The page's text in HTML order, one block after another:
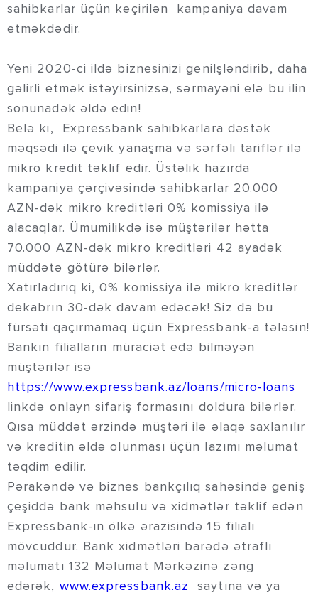
sahibkarlar üçün keçirilən kampaniya davam
etməkdədir.
Yeni 2020-ci ildə biznesinizi genilşləndirib, daha
gəlirli etmək istəyirsinizsə, sərmayəni elə bu ilin
sonunadək əldə edin!
Belə ki, Expressbank sahibkarlara dəstək
məqsədi ilə çevik yanaşma və sərfəli tariflər ilə
mikro kredit təklif edir. Üstəlik hazırda
kampaniya çərçivəsində sahibkarlar 20.000
AZN-dək mikro kreditləri 0% komissiya ilə
alacaqlar. Ümumilikdə isə müştərilər hətta
70.000 AZN-dək mikro kreditləri 42 ayadək
müddətə götürə bilərlər.
Xatırladırıq ki, 0% komissiya ilə mikro kreditlər
dekabrın 30-dək davam edəcək! Siz də bu
fürsəti qaçırmamaq üçün Expressbank-a tələsin!
Bankın filialların müraciət edə bilməyən
müştərilər isə
https://www.expressbank.az/loans/micro-loans
linkdə onlayn sifariş formasını doldura bilərlər.
Qısa müddət ərzində müştəri ilə əlaqə saxlanılır
və kreditin əldə olunması üçün lazımı məlumat
təqdim edilir.
Pərakəndə və biznes bankçılıq sahəsində geniş
çeşiddə bank məhsulu və xidmətlər təklif edən
Expressbank-ın ölkə ərazisində 15 filialı
mövcuddur. Bank xidmətləri barədə ətraflı
məlumatı 132 Məlumat Mərkəzinə zəng
edərək, www.expressbank.az saytına və ya